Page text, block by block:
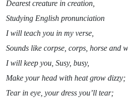
Dearest creature in creation,
Studying English pronunciation
I will teach you in my verse,
Sounds like corpse, corps, horse and
I will keep you, Susy, busy,
Make your head with heat grow dizzy;
Tear in eye, your dress you’ll tear;